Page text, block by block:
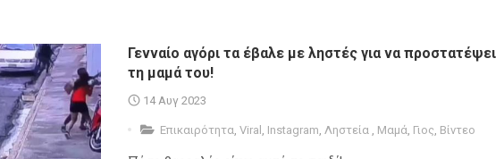
Γενναίο αγόρι τα έβαλε με ληστές για να προστατέψει
τη μαμά του!
14 Αυγ 2023
Επικαιρότητα Viral Instagram Ληστεία Μαμά Γιος Βίντεο